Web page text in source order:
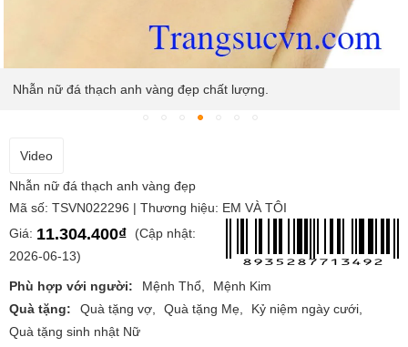
Nhẫn nữ đá thạch anh vàng đẹp chất lượng.
Video
Nhẫn nữ đá thạch anh vàng đẹp
Mã số: TSVN022296 | Thương hiệu: EM VÀ TÔI
Giá: 11.304.400₫
(Cập nhật:
2026-06-13)
Phù hợp với người: Mệnh Thổ
Mệnh Kim
Quà tặng:
Quà tặng vợ Quà tặng Mẹ
Kỷ niệm ngày cưới
Quà tặng sinh nhật Nữ